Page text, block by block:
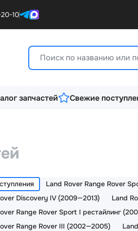
10
запчастей Свежие
Land Rover Range Rover
Discovery IV (2009—2013)
Land
Range Rover Sport I рестайлинг
Range Rover III (2002—2005)